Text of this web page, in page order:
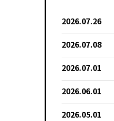
2026.07.26
2026.07.08
2026.07.01
2026.06.01
2026.05.01